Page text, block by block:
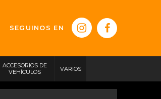
SEGUINOS EN
ACCESORIOS DE
VEHÍCULOS
VARIOS